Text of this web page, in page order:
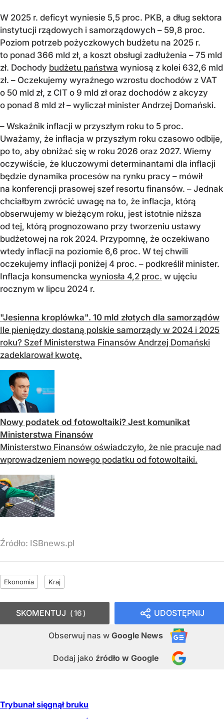
W 2025 r. deficyt wyniesie 5,5 proc. PKB, a dług sektora
instytucji rządowych i samorządowych – 59,8 proc.
Poziom potrzeb pożyczkowych budżetu na 2025 r.
to ponad 366 mld zł, a koszt obsługi zadłużenia – 75 mld
zł. Dochody budżetu państwa wyniosą z kolei 632,6 mld
zł. – Oczekujemy wyraźnego wzrostu dochodów z VAT
o 50 mld zł, z CIT o 9 mld zł oraz dochodów z akcyzy
o ponad 8 mld zł – wyliczał minister Andrzej Domański.
– Wskaźnik inflacji w przyszłym roku to 5 proc.
Uważamy, że inflacja w przyszłym roku czasowo odbije,
po to, aby obniżać się w roku 2026 oraz 2027. Wiemy
oczywiście, że kluczowymi determinantami dla inflacji
będzie dynamika procesów na rynku pracy – mówił
na konferencji prasowej szef resortu finansów. – Jednak
chciałbym zwrócić uwagę na to, że inflacja, którą
obserwujemy w bieżącym roku, jest istotnie niższa
od tej, którą prognozowano przy tworzeniu ustawy
budżetowej na rok 2024. Przypomnę, że oczekiwano
wtedy inflacji na poziomie 6,6 proc. W tej chwili
oczekujemy inflacji poniżej 4 proc. – podkreślił minister.
Inflacja konsumencka wyniosła 4,2 proc. w ujęciu
rocznym w lipcu 2024 r.
"Jesienna kroplówka". 10 mld złotych dla samorządów
Ile pieniędzy dostaną polskie samorządy w 2024 i 2025
roku? Szef Ministerstwa Finansów Andrzej Domański
zadeklarował kwotę.
Nowy podatek od fotowoltaiki? Jest komunikat
Ministerstwa Finansów
Ministerstwo Finansów oświadczyło, że nie pracuje nad
wprowadzeniem nowego podatku od fotowoltaiki.
Źródło: ISBnews.pl
Ekonomia Kraj
UDOSTĘPNIJ
Obserwuj nas w Google News
Dodaj jako źródło w Google
SKOMENTUJ 16
Trybunał sięgnął bruku